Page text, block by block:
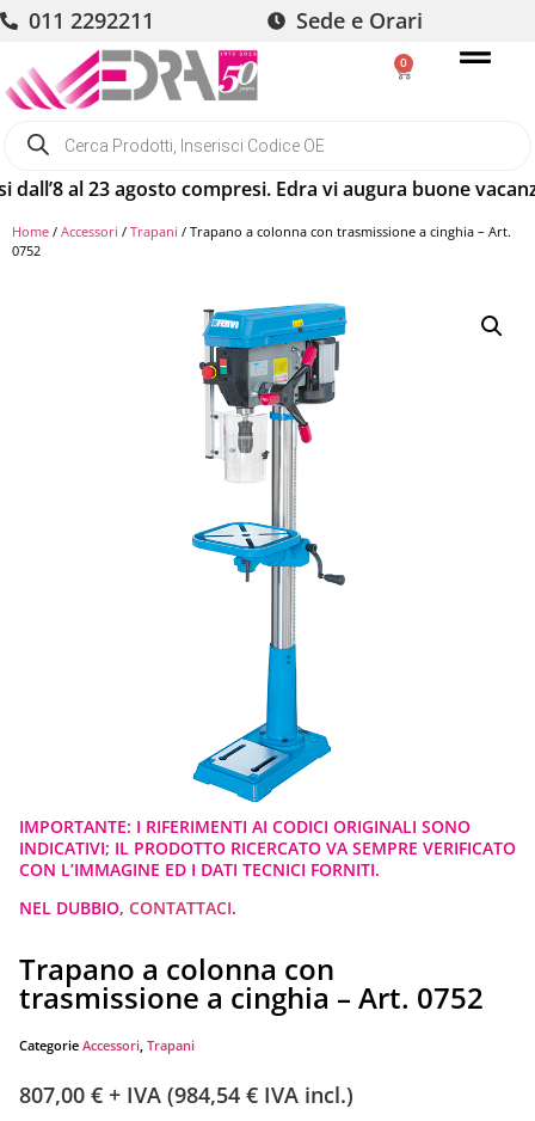
011 2292211 Sede e Orari
0
al 23 agosto compresi. Edra vi augura buone
Home / Accessori / Trapani / Trapano a colonna con trasmissione a cinghia – Art.
0752
IMPORTANTE: I RIFERIMENTI AI CODICI ORIGINALI SONO
INDICATIVI; IL PRODOTTO RICERCATO VA SEMPRE VERIFICATO
CON L’IMMAGINE ED I DATI TECNICI FORNITI.
NEL DUBBIO, CONTATTACI.
Trapano a colonna con
trasmissione a cinghia – Art. 0752
Categorie Accessori, Trapani
807,00 € + IVA (984,54 € IVA incl.)